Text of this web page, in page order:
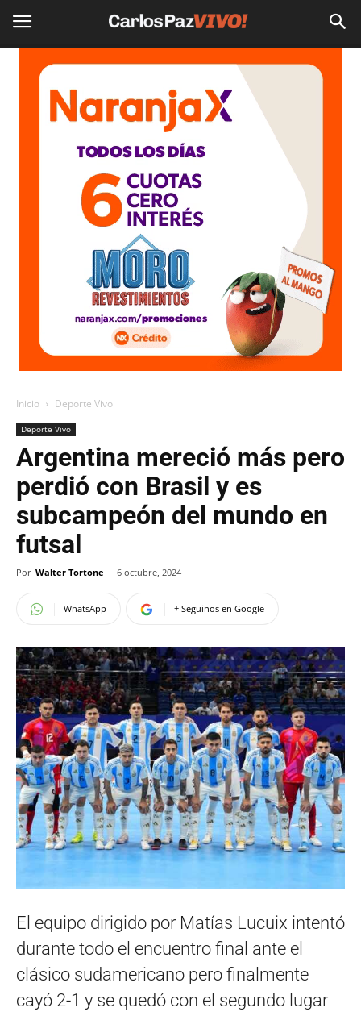
Inicio Deporte Vivo
Deporte Vivo
Argentina mereció más pero
perdió con Brasil y es
subcampeón del mundo en
futsal
Por Walter Tortone - 6 octubre, 2024
WhatsApp + Seguinos en Google
El equipo dirigido por Matías Lucuix intentó
durante todo el encuentro final ante el
clásico sudamericano pero finalmente
cayó 2-1 y se quedó con el segundo lugar